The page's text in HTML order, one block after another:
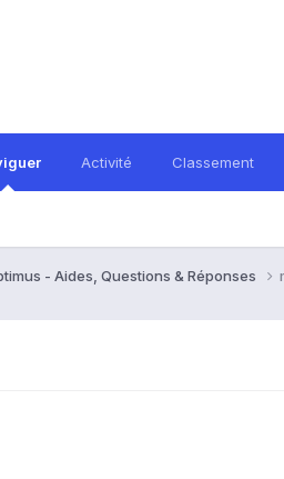
Activité Classement
- Aides, Questions & Réponses